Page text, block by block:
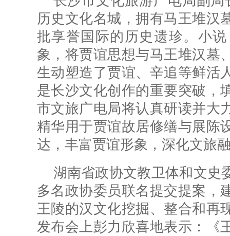
历史文化名城，拥有马王堆汉
批享誉国际的历史遗珍。小
象，将贾谊思想与马王堆汉墓
生动塑造了贾谊、辛追等鲜活
是长沙文化创作的重要突破，
市文旅广电局将认真研读并大
精华用于贾谊故居修缮与展陈
达，丰富贾谊形象，深化文旅
湖南省政协文教卫体和文史
多名政协委员联名提交提案，
王陵的汉文化挖掘、整合和再
发布会上彭力欣喜地表示：《